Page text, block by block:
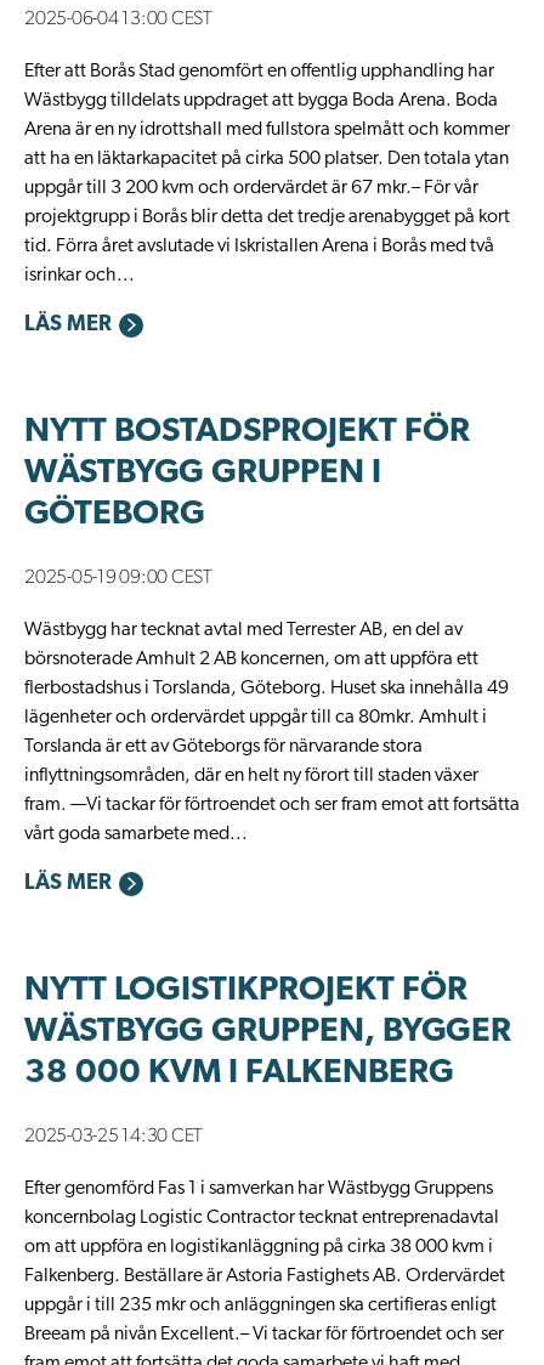
2025-06-04 13:00 CEST
Efter att Borås Stad genomfört en offentlig upphandling har
Wästbygg tilldelats uppdraget att bygga Boda Arena. Boda
Arena är en ny idrottshall med fullstora spelmått och kommer
att ha en läktarkapacitet på cirka 500 platser. Den totala ytan
uppgår till 3 200 kvm och ordervärdet är 67 mkr.– För vår
projektgrupp i Borås blir detta det tredje arenabygget på kort
tid. Förra året avslutade vi Iskristallen Arena i Borås med två
isrinkar och...
LÄS MER
NYTT BOSTADSPROJEKT FÖR
WÄSTBYGG GRUPPEN I
GÖTEBORG
2025-05-19 09:00 CEST
Wästbygg har tecknat avtal med Terrester AB, en del av
börsnoterade Amhult 2 AB koncernen, om att uppföra ett
flerbostadshus i Torslanda, Göteborg. Huset ska innehålla 49
lägenheter och ordervärdet uppgår till ca 80mkr. Amhult i
Torslanda är ett av Göteborgs för närvarande stora
inflyttningsområden, där en helt ny förort till staden växer
fram. —Vi tackar för förtroendet och ser fram emot att fortsätta
vårt goda samarbete med...
LÄS MER
NYTT LOGISTIKPROJEKT FÖR
WÄSTBYGG GRUPPEN, BYGGER
38 000 KVM I FALKENBERG
2025-03-25 14:30 CET
Efter genomförd Fas 1 i samverkan har Wästbygg Gruppens
koncernbolag Logistic Contractor tecknat entreprenadavtal
om att uppföra en logistikanläggning på cirka 38 000 kvm i
Falkenberg. Beställare är Astoria Fastighets AB. Ordervärdet
uppgår i till 235 mkr och anläggningen ska certifieras enligt
Breeam på nivån Excellent.– Vi tackar för förtroendet och ser